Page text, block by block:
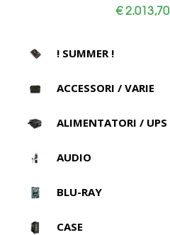
€2.013,70
! SUMMER !
ACCESSORI / VARIE
ALIMENTATORI / UPS
AUDIO
BLU-RAY
CASE